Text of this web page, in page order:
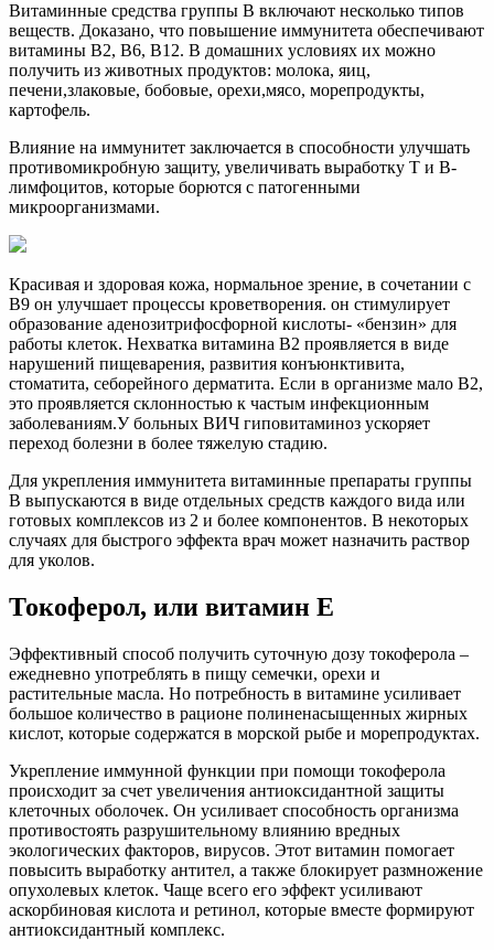
Витаминные средства группы В включают несколько типов
веществ. Доказано, что повышение иммунитета обеспечивают
витамины В2, В6, В12. В домашних условиях их можно
получить из животных продуктов: молока, яиц,
печени,злаковые, бобовые, орехи,мясо, морепродукты,
картофель.
Влияние на иммунитет заключается в способности улучшать
противомикробную защиту, увеличивать выработку Т и В-
лимфоцитов, которые борются с патогенными
микроорганизмами.
Красивая и здоровая кожа, нормальное зрение, в сочетании с
В9 он улучшает процессы кроветворения. он стимулирует
образование аденозитрифосфорной кислоты- «бензин» для
работы клеток. Нехватка витамина В2 проявляется в виде
нарушений пищеварения, развития конъюнктивита,
стоматита, себорейного дерматита. Если в организме мало В2,
это проявляется склонностью к частым инфекционным
заболеваниям.У больных ВИЧ гиповитаминоз ускоряет
переход болезни в более тяжелую стадию.
Для укрепления иммунитета витаминные препараты группы
В выпускаются в виде отдельных средств каждого вида или
готовых комплексов из 2 и более компонентов. В некоторых
случаях для быстрого эффекта врач может назначить раствор
для уколов.
Токоферол, или витамин Е
Эффективный способ получить суточную дозу токоферола –
ежедневно употреблять в пищу семечки, орехи и
растительные масла. Но потребность в витамине усиливает
большое количество в рационе полиненасыщенных жирных
кислот, которые содержатся в морской рыбе и морепродуктах.
Укрепление иммунной функции при помощи токоферола
происходит за счет увеличения антиоксидантной защиты
клеточных оболочек. Он усиливает способность организма
противостоять разрушительному влиянию вредных
экологических факторов, вирусов. Этот витамин помогает
повысить выработку антител, а также блокирует размножение
опухолевых клеток. Чаще всего его эффект усиливают
аскорбиновая кислота и ретинол, которые вместе формируют
антиоксидантный комплекс.